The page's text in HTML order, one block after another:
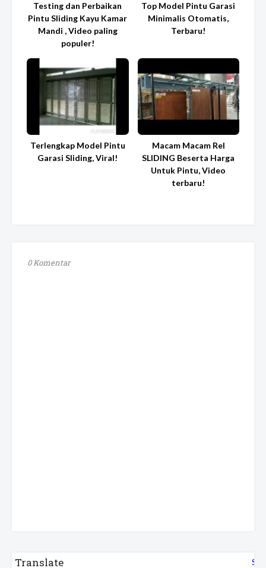
Testing dan Perbaikan
Pintu Sliding Kayu Kamar
Mandi , Video paling
populer!
Top Model Pintu Garasi
Minimalis Otomatis,
Terbaru!
Terlengkap Model Pintu
Garasi Sliding, Viral!
Macam Macam Rel
SLIDING Beserta Harga
Untuk Pintu, Video
terbaru!
0 Komentar
Translate